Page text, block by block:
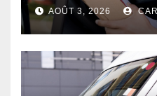
AOÛT 3, 2026